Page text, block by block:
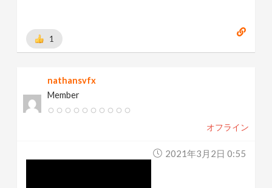
1
nathansvfx
Member
オフライン
2021年3月2日 0:55